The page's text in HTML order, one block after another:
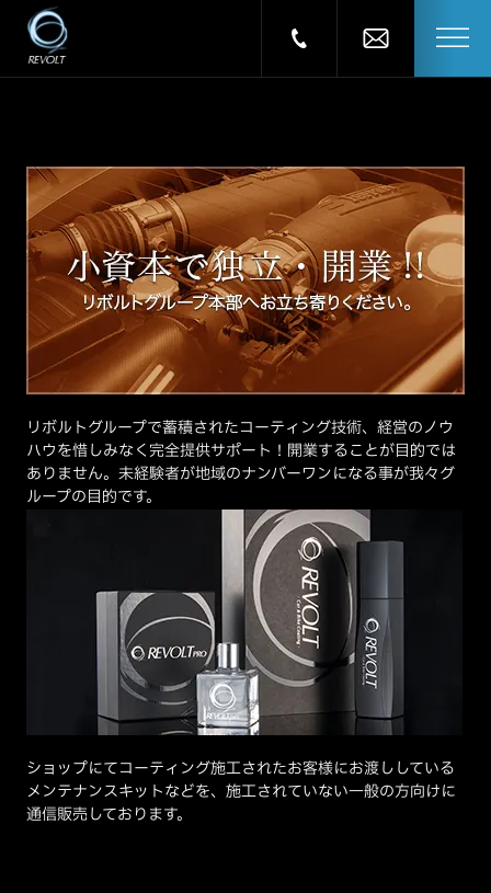
リボルトグループで蓄積されたコーティング技術、経営のノウ
ハウを惜しみなく完全提供サポート！開業することが目的では
ありません。未経験者が地域のナンバーワンになる事が我々グ
ループの目的です。
ショップにてコーティング施工されたお客様にお渡ししている
メンテナンスキットなどを、施工されていない一般の方向けに
通信販売しております。